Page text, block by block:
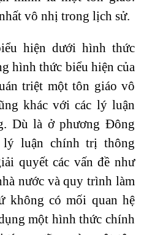
vô nhị trong lịch sử.
hiện dưới hình thức
hình thức biểu hiện của
triệt một tôn giáo vô
khác với các lý luận
Dù là ở phương Đông
lý luận chính trị thông
quyết các vấn đề như
nước và quy trình làm
không có mối quan hệ
một hình thức chính